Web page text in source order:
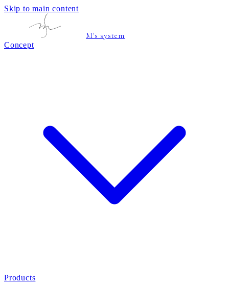
Skip to main content
M's system
Concept
Products